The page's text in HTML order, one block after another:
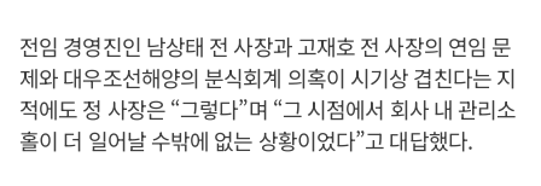
전임 경영진인 남상태 전 사장과 고재호 전 사장의 연임 문
제와 대우조선해양의 분식회계 의혹이 시기상 겹친다는 지
적에도 정 사장은 “그렇다”며 “그 시점에서 회사 내 관리소
홀이 더 일어날 수밖에 없는 상황이었다”고 대답했다.